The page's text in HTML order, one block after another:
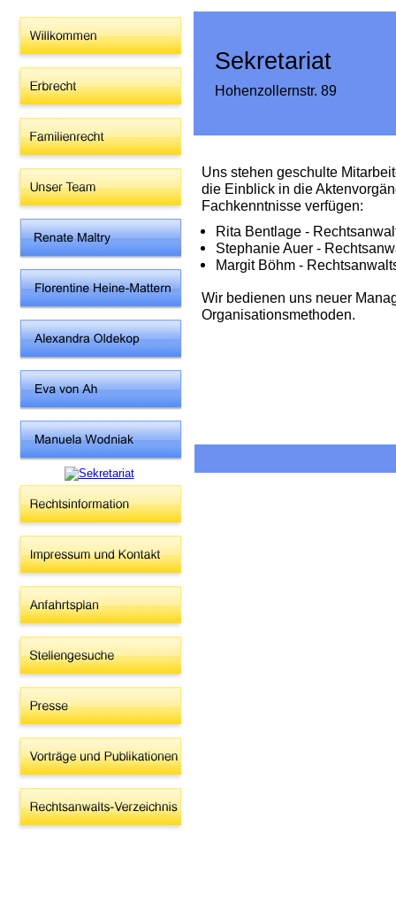
Sekretariat
Hohenzollernstr. 89
Uns stehen geschulte
die Einblick in die
Fachkenntnisse verfügen:
Rita Bentlage -
Stephanie Auer -
Margit Böhm -
Wir bedienen uns neuer
Organisationsmethoden.